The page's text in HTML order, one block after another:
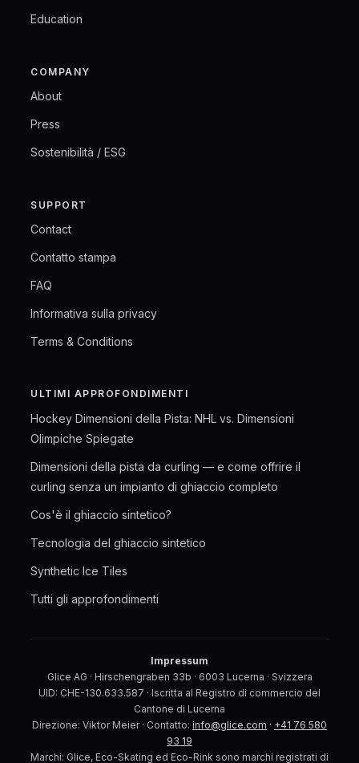
Education
COMPANY
About
Press
Sostenibilità / ESG
SUPPORT
Contact
Contatto stampa
FAQ
Informativa sulla privacy
Terms & Conditions
ULTIMI APPROFONDIMENTI
Hockey Dimensioni della Pista: NHL vs. Dimensioni
Olimpiche Spiegate
Dimensioni della pista da curling — e come offrire il
curling senza un impianto di ghiaccio completo
Cos'è il ghiaccio sintetico?
Tecnologia del ghiaccio sintetico
Synthetic Ice Tiles
Tutti gli approfondimenti
Impressum
Glice AG · Hirschengraben 33b · 6003 Lucerna · Svizzera
UID: CHE-130.633.587 · Iscritta al Registro di commercio del
Cantone di Lucerna
Direzione: Viktor Meier · Contatto: info@glice.com · +41 76 580
93 19
Marchi: Glice, Eco-Skating ed Eco-Rink sono marchi registrati di